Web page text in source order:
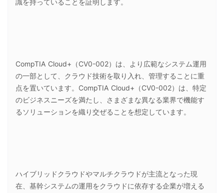
識を持っていることを証明します。
CompTIA Cloud+（CV0-002）は、より広範なシステム運用
の一部として、クラウド技術を取り入れ、管理することに重
点を置いています。CompTIA Cloud+（CV0-002）は、特定
のビジネスニーズを満たし、さまざまな異なる業界で機能す
るソリューションを織り交ぜることを想定しています。
ハイブリッドクラウドやマルチクラウドが主流となった現
在、基幹システムの運用をクラウドに依存する企業が増える